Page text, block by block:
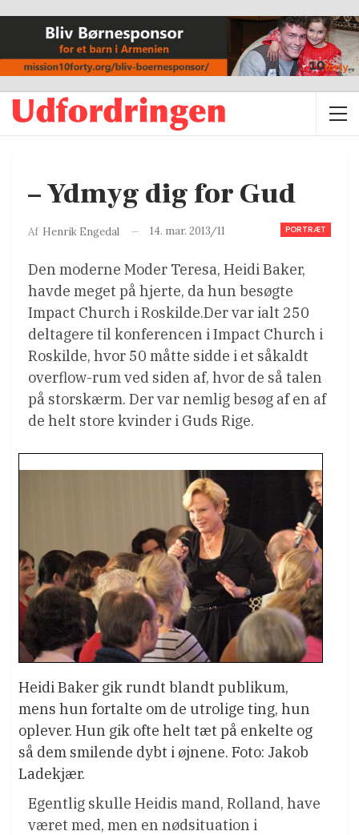
– Ydmyg dig for Gud
PORTRÆT
Af Henrik Engedal 14. mar. 2013/11
Den moderne Moder Teresa, Heidi Baker,
havde meget på hjerte, da hun besøgte
Impact Church i Roskilde.Der var ialt 250
deltagere til konferencen i Impact Church i
Roskilde, hvor 50 måtte sidde i et såkaldt
overflow-rum ved siden af, hvor de så talen
på storskærm. Der var nemlig besøg af en af
de helt store kvinder i Guds Rige.
Heidi Baker gik rundt blandt publikum,
mens hun fortalte om de utrolige ting, hun
oplever. Hun gik ofte helt tæt på enkelte og
så dem smilende dybt i øjnene. Foto: Jakob
Ladekjær.
Egentlig skulle Heidis mand, Rolland, have
været med, men en nødsituation i